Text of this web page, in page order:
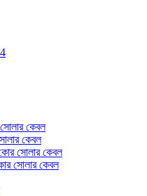
কেবল
কেবল
সোলার কেবল
সোলার কেবল